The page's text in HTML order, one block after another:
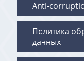
Anti-
Политика
данных